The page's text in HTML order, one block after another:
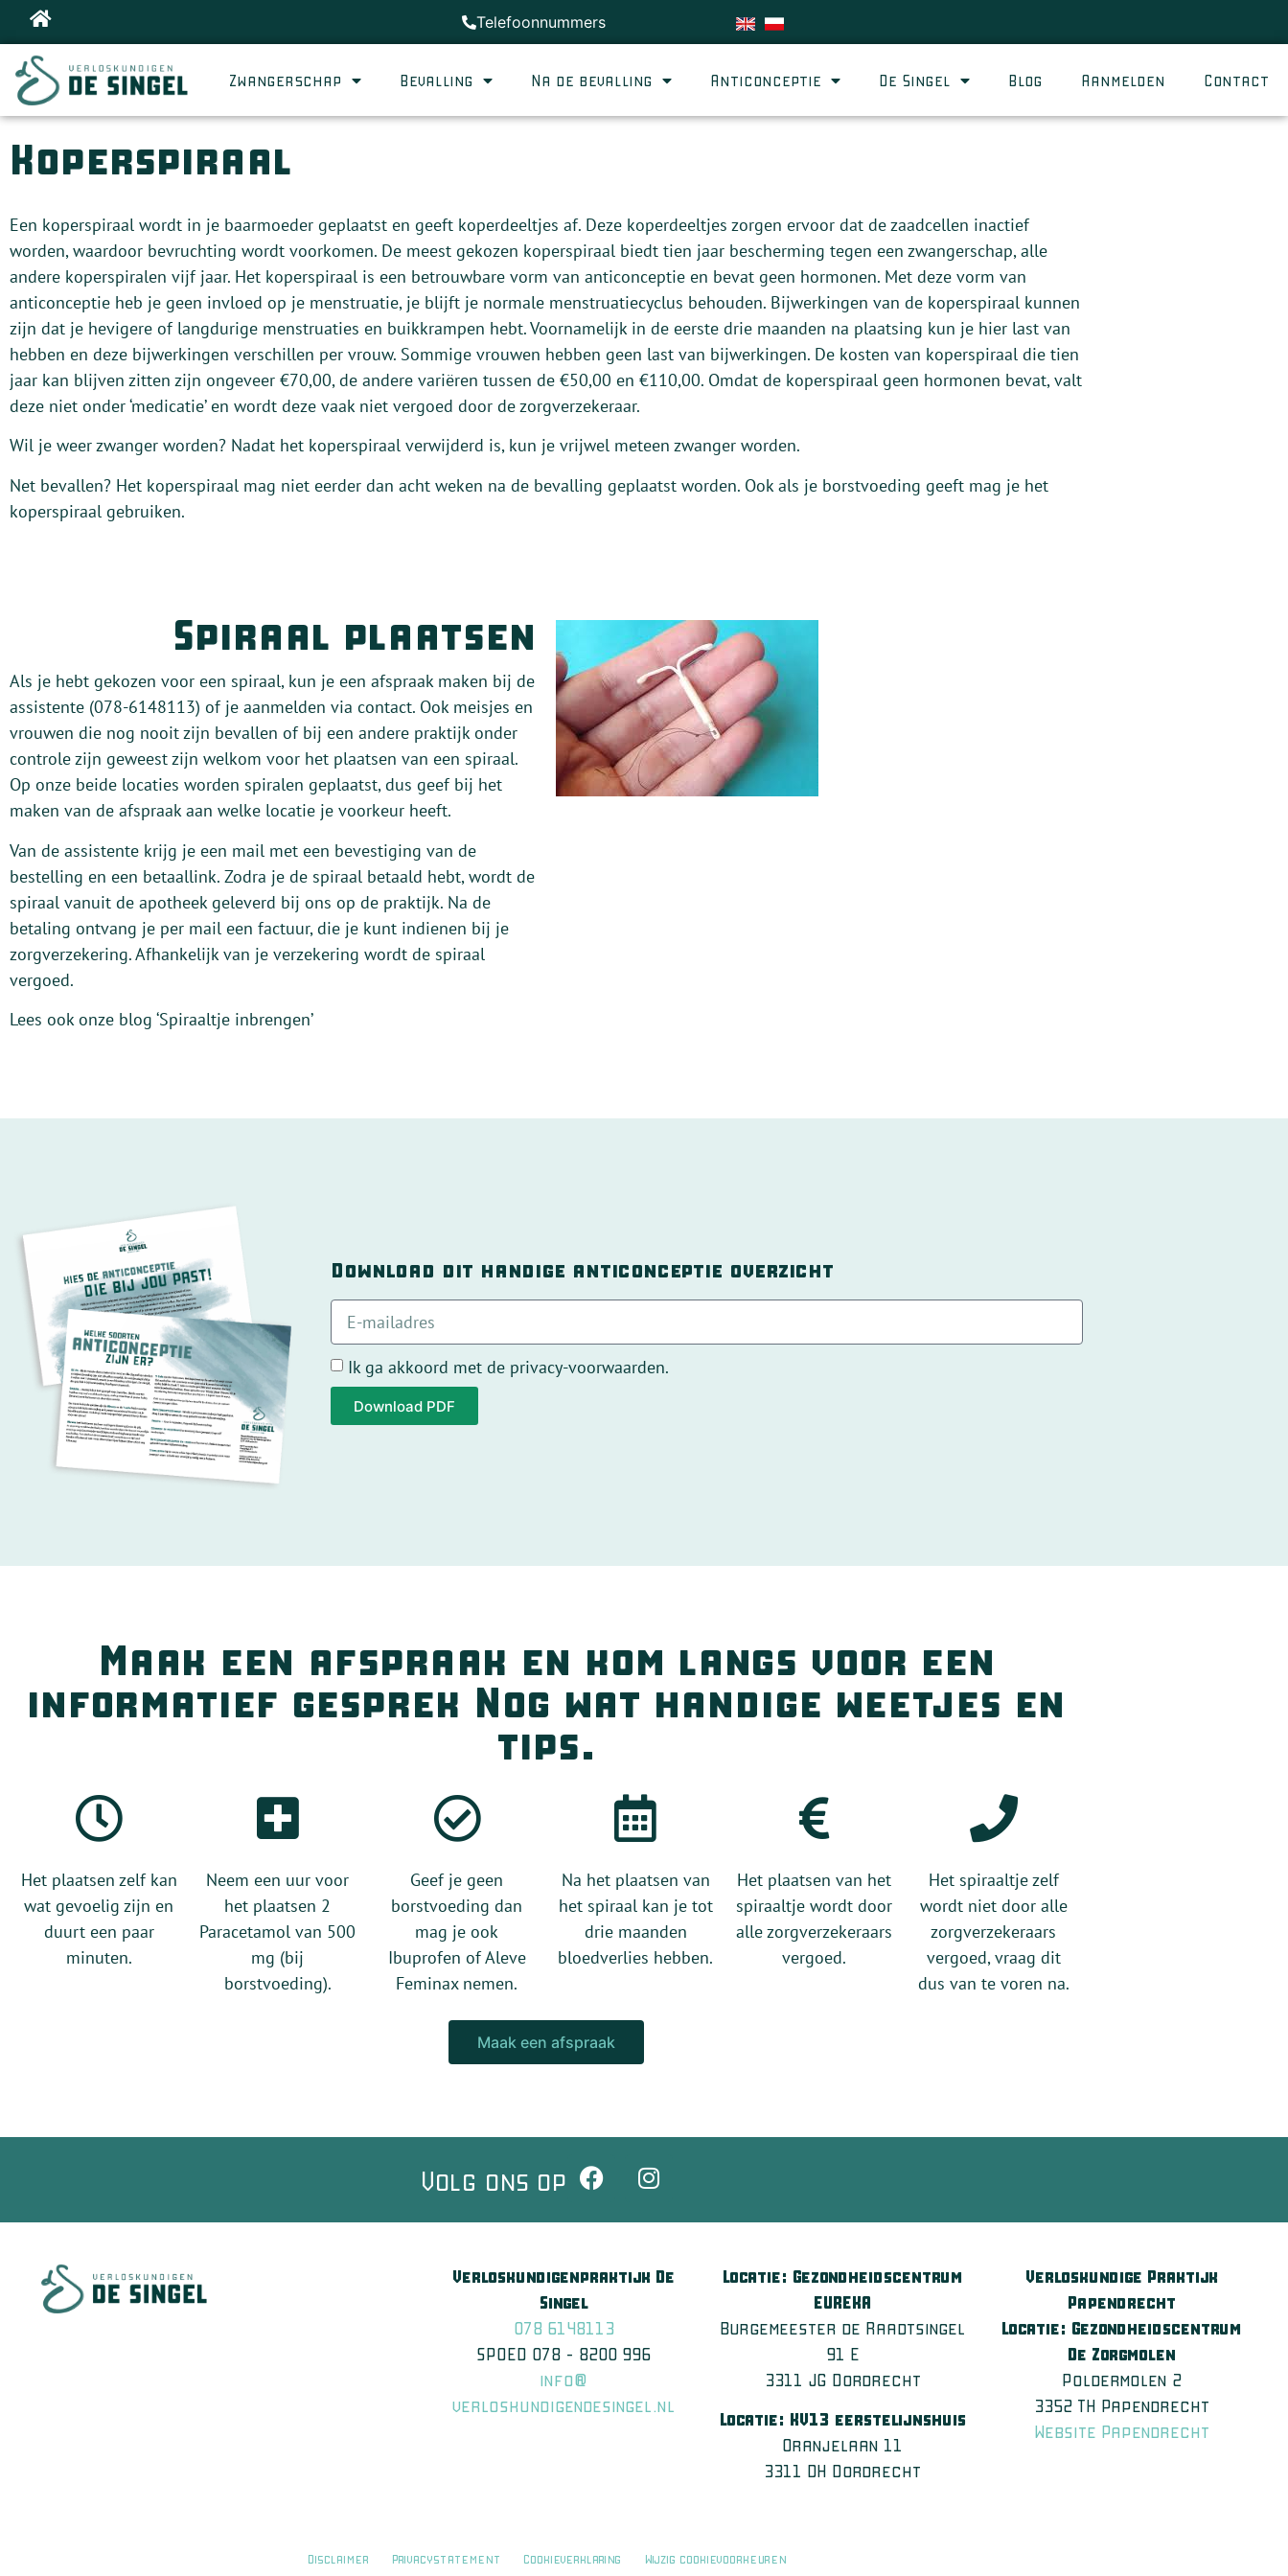
Telefoonnummers
Zwangerschap Bevalling Na de bevalling Anticonceptie De Singel Blog Aanmelden Contact
Koperspiraal
Een koperspiraal wordt in je baarmoeder geplaatst en geeft koperdeeltjes af. Deze koperdeeltjes zorgen ervoor dat de zaadcellen inactief
worden, waardoor bevruchting wordt voorkomen. De meest gekozen koperspiraal biedt tien jaar bescherming tegen een zwangerschap, alle
andere koperspiralen vijf jaar. Het koperspiraal is een betrouwbare vorm van anticonceptie en bevat geen hormonen. Met deze vorm van
anticonceptie heb je geen invloed op je menstruatie, je blijft je normale menstruatiecyclus behouden. Bijwerkingen van de koperspiraal kunnen
zijn dat je hevigere of langdurige menstruaties en buikkrampen hebt. Voornamelijk in de eerste drie maanden na plaatsing kun je hier last van
hebben en deze bijwerkingen verschillen per vrouw. Sommige vrouwen hebben geen last van bijwerkingen. De kosten van koperspiraal die tien
jaar kan blijven zitten zijn ongeveer €70,00, de andere variëren tussen de €50,00 en €110,00. Omdat de koperspiraal geen hormonen bevat, valt
deze niet onder ‘medicatie’ en wordt deze vaak niet vergoed door de zorgverzekeraar.
Wil je weer zwanger worden? Nadat het koperspiraal verwijderd is, kun je vrijwel meteen zwanger worden.
Net bevallen? Het koperspiraal mag niet eerder dan acht weken na de bevalling geplaatst worden. Ook als je borstvoeding geeft mag je het
koperspiraal gebruiken.
Spiraal plaatsen
Als je hebt gekozen voor een spiraal, kun je een afspraak maken bij de
assistente (078-6148113) of je aanmelden via contact. Ook meisjes en
vrouwen die nog nooit zijn bevallen of bij een andere praktijk onder
controle zijn geweest zijn welkom voor het plaatsen van een spiraal.
Op onze beide locaties worden spiralen geplaatst, dus geef bij het
maken van de afspraak aan welke locatie je voorkeur heeft.
Van de assistente krijg je een mail met een bevestiging van de
bestelling en een betaallink. Zodra je de spiraal betaald hebt, wordt de
spiraal vanuit de apotheek geleverd bij ons op de praktijk. Na de
betaling ontvang je per mail een factuur, die je kunt indienen bij je
zorgverzekering. Afhankelijk van je verzekering wordt de spiraal
vergoed.
Lees ook onze blog ‘Spiraaltje inbrengen’
Download dit handige anticonceptie overzicht
Ik ga akkoord met de privacy-voorwaarden.
Download PDF
Maak een afspraak en kom langs voor een
informatief gesprek Nog wat handige weetjes en
tips.
Het plaatsen zelf kan
wat gevoelig zijn en
duurt een paar
minuten.
Neem een uur voor
het plaatsen 2
Paracetamol van 500
mg (bij
borstvoeding).
Geef je geen
borstvoeding dan
mag je ook
Ibuprofen of Aleve
Feminax nemen.
Na het plaatsen van
het spiraal kan je tot
drie maanden
bloedverlies hebben.
Het plaatsen van het
spiraaltje wordt door
alle zorgverzekeraars
vergoed.
Het spiraaltje zelf
wordt niet door alle
zorgverzekeraars
vergoed, vraag dit
dus van te voren na.
Maak een afspraak
Volg ons op
Verloskundigenpraktijk De
Singel
078 6148113
SPOED 078 – 8200 996
info@
verloskundigendesingel.nl
Locatie: Gezondheidscentrum
EUREKA
Burgemeester de Raadtsingel
91 E
3311 JG Dordrecht
Locatie: KV13 eerstelijnshuis
Oranjelaan 11
3311 DH Dordrecht
Verloskundige Praktijk
Papendrecht
Locatie: Gezondheidscentrum
De Zorgmolen
Poldermolen 2
3352 TH Papendrecht
Website Papendrecht
Disclaimer Privacystatement Cookieverklaring Wijzig cookievoorkeuren